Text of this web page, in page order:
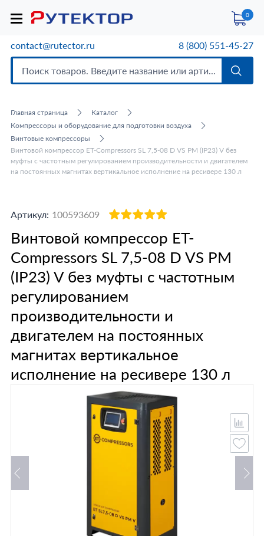
0
contact@rutector.ru 8 (800) 551-45-27
Главная страница
Каталог
Компрессоры и оборудование для подготовки воздуха
Винтовые компрессоры
Винтовой компрессор ET-Compressors SL 7,5-08 D VS PM (IP23) V без
муфты с частотным регулированием производительности и двигателем
на постоянных магнитах вертикальное исполнение на ресивере 130 л
Артикул: 100593609
Винтовой компрессор ET-
Compressors SL 7,5-08 D VS PM
(IP23) V без муфты с частотным
регулированием
производительности и
двигателем на постоянных
магнитах вертикальное
исполнение на ресивере 130 л